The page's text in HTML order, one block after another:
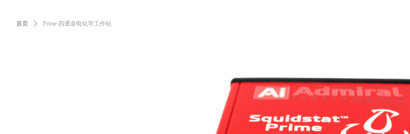
首页 ꄲ Prime 四通道电化学工作站